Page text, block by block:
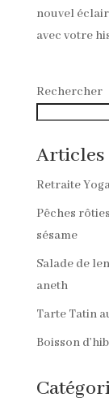
nouvel
avec votre
Rechercher
Articles
Retraite
Pêches
sésame
Salade de
aneth
Tarte Tatin
Boisson